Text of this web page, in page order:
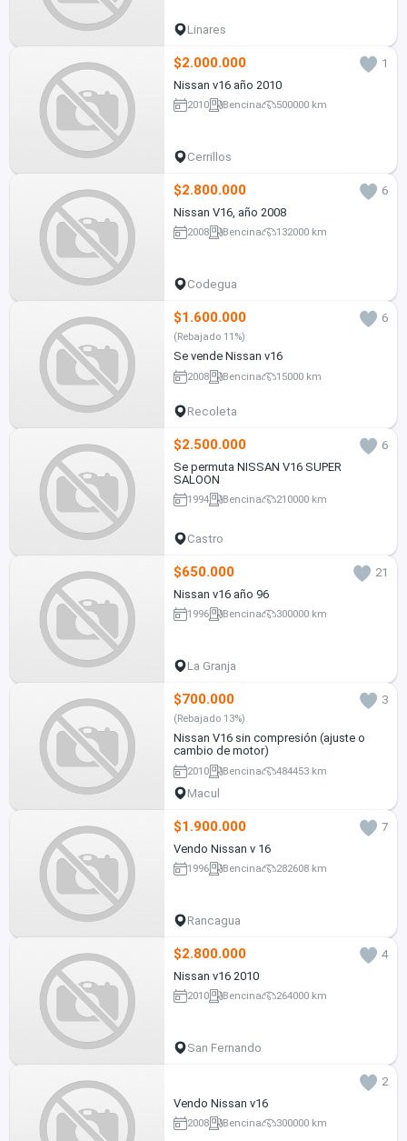
Linares
$2.000.000
1
Nissan v16 año 2010
2010 Bencina 500000 km
Cerrillos
$2.800.000
6
Nissan V16, año 2008
2008 Bencina 132000 km
Codegua
$1.600.000 6
(Rebajado 11%)
Se vende Nissan v16
2008 Bencina 15000 km
Recoleta
$2.500.000
6
Se permuta NISSAN V16 SUPER
SALOON
1994 Bencina 210000 km
Castro
$650.000
21
Nissan v16 año 96
1996 Bencina 300000 km
La Granja
$700.000 3
(Rebajado 13%)
Nissan V16 sin compresión (ajuste o
cambio de motor)
2010 Bencina 484453 km
Macul
$1.900.000
7
Vendo Nissan v 16
1996 Bencina 282608 km
Rancagua
$2.800.000
4
Nissan v16 2010
2010 Bencina 264000 km
San Fernando
2
Vendo Nissan v16
2008 Bencina 300000 km